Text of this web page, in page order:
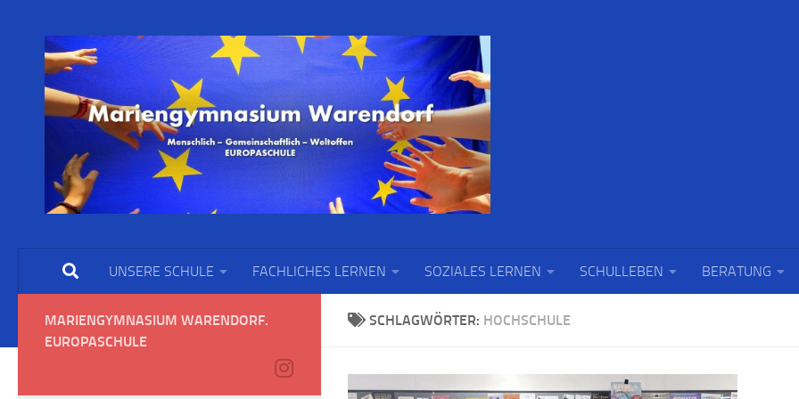
UNSERE SCHULE FACHLICHES LERNEN SOZIALES LERNEN SCHULLEBEN BERATUNG
SCHLAGWÖRTER: HOCHSCHULE
MARIENGYMNASIUM WARENDORF.
EUROPASCHULE